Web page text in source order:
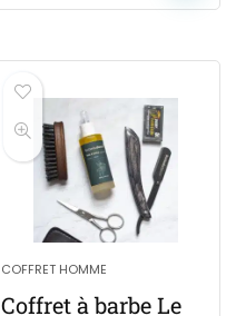
COFFRET HOMME
Coffret à barbe Le